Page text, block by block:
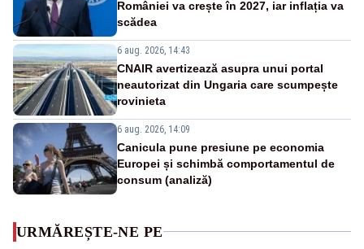
României va crește în 2027, iar inflația va
scădea
6 aug. 2026, 14:43
CNAIR avertizează asupra unui portal
neautorizat din Ungaria care scumpește
rovinieta
6 aug. 2026, 14:09
Canicula pune presiune pe economia
Europei și schimbă comportamentul de
consum (analiză)
URMĂREȘTE-NE PE